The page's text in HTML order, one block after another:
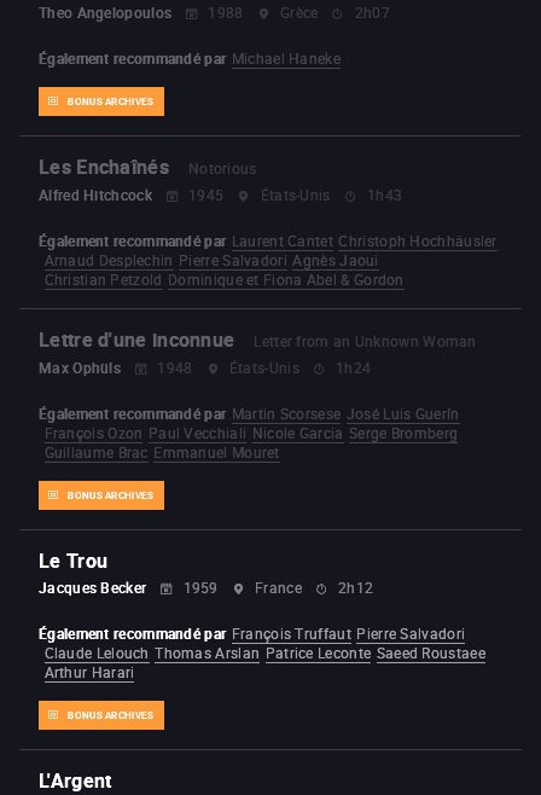
Theo Angelopoulos
1988 Grèce 2h07
BONUS ARCHIVES
Également recommandé par Michael Haneke
Les Enchaînés
Notorious
Alfred Hitchcock
1945 États-Unis 1h43
Également recommandé par Laurent Cantet Christoph Hochhäusler
Arnaud Desplechin Pierre Salvadori Agnès Jaoui
Christian Petzold Dominique et Fiona Abel & Gordon
Lettre d'une inconnue
Letter from an Unknown Woman
Max Ophüls
1948 États-Unis 1h24
BONUS ARCHIVES
Également recommandé par Martin Scorsese José Luis Guerín
François Ozon Paul Vecchiali Nicole Garcia Serge Bromberg
Guillaume Brac Emmanuel Mouret
Le Trou
Jacques Becker 1959 France 2h12
BONUS ARCHIVES
Également recommandé par François Truffaut Pierre Salvadori
Claude Lelouch Thomas Arslan Patrice Leconte Saeed Roustaee
Arthur Harari
L'Argent